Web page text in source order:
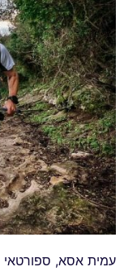
עמית אסא, ספורטאי